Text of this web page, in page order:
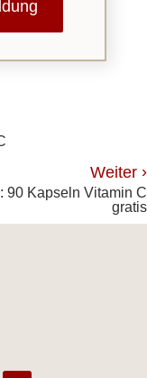
Weiter ›
90 Kapseln Vitamin C
gratis